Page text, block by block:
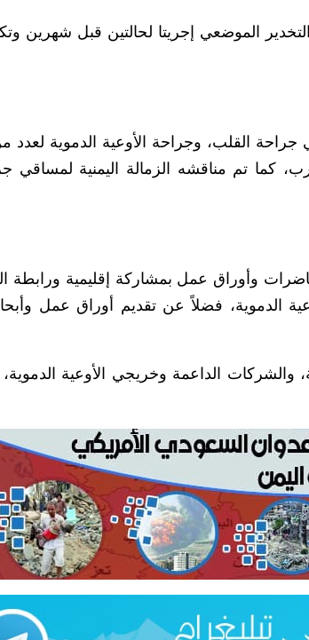
الموضعي إجريتا لحالتين قبل شهرين
القلب، وجراحة الأوعية الدموية لعدد
كما تم مناقشه الزمالة اليمنية لمساقي
وأوراق عمل بمشاركة إقليمية ورابطة
الدموية، فضلاً عن تقديم أوراق عمل
والشركات الداعمة وخريجي الأوعية